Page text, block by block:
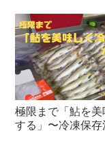
極限まで「鮎を美
する」〜冷凍保存